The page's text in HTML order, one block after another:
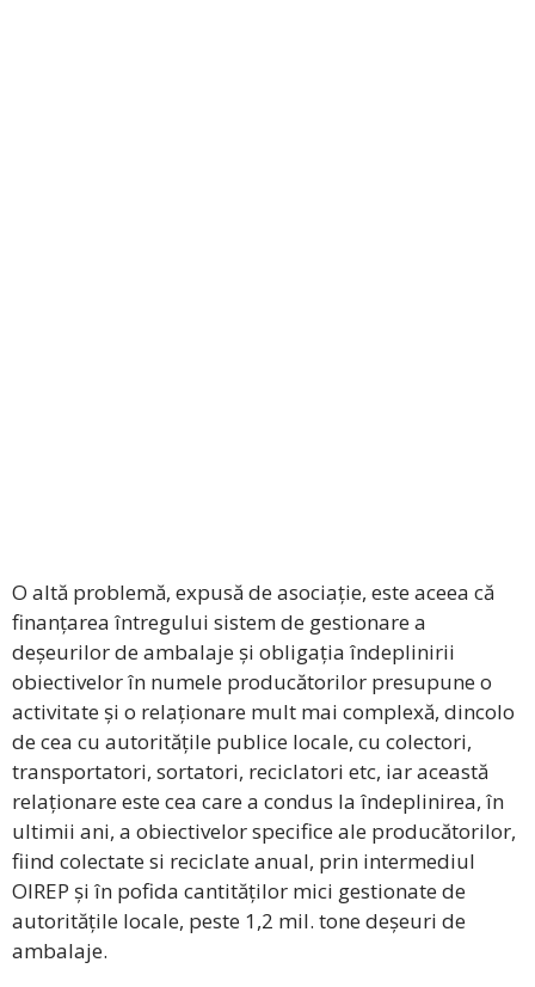
O altă problemă, expusă de asociație, este aceea că
finanțarea întregului sistem de gestionare a
deșeurilor de ambalaje și obligația îndeplinirii
obiectivelor în numele producătorilor presupune o
activitate și o relaționare mult mai complexă, dincolo
de cea cu autoritățile publice locale, cu colectori,
transportatori, sortatori, reciclatori etc, iar această
relaționare este cea care a condus la îndeplinirea, în
ultimii ani, a obiectivelor specifice ale producătorilor,
fiind colectate si reciclate anual, prin intermediul
OIREP și în pofida cantităților mici gestionate de
autoritățile locale, peste 1,2 mil. tone deșeuri de
ambalaje.